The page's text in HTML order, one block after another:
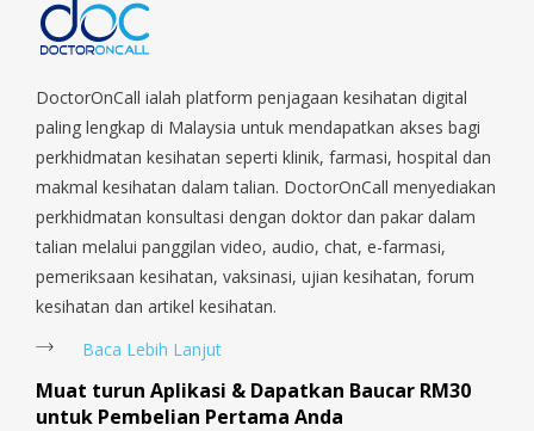
Parade, Marina, Macpherson, Mandai, Newton, Novena,
Orchard, Pasir Ris, Punggol, Potong Pasir, Paya Lebar,
Sengkang, Serangoon, Serangoon Rd, Seletar, Tampines, Toa
Payoh, Tanjong Pagar, Telok Blangah, Tanglin, Thomson, Tuas,
Tengah, Upper East Coast, Upper Bukit Timah, Upper Thomson,
Woodlands, West Coast, Yishun, Yio Chu Kang.
DoctorOnCall ialah platform penjagaan kesihatan digital
paling lengkap di Malaysia untuk mendapatkan akses bagi
perkhidmatan kesihatan seperti klinik, farmasi, hospital dan
makmal kesihatan dalam talian. DoctorOnCall menyediakan
perkhidmatan konsultasi dengan doktor dan pakar dalam
talian melalui panggilan video, audio, chat, e-farmasi,
pemeriksaan kesihatan, vaksinasi, ujian kesihatan, forum
kesihatan dan artikel kesihatan.
Baca Lebih Lanjut
Muat turun Aplikasi & Dapatkan Baucar RM30
untuk Pembelian Pertama Anda